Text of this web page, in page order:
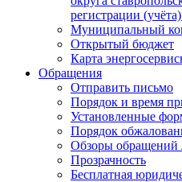
регистрации
Муниципальный
Открытый бюджет
Карта
Обращения
Отправить письмо
Порядок и время
Установленные
Порядок
Обзоры обращений
Прозрачность
Бесплатная